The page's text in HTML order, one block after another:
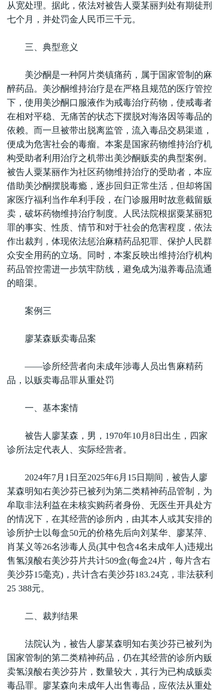
从宽处理。据此，依法对被告人粟某丽判处有期徒刑
七个月，并处罚金人民币三千元。
三、典型意义
美沙酮是一种阿片类镇痛药，属于国家管制的麻
醉药品。美沙酮维持治疗是在严格且规范的医疗管控
下，使用美沙酮口服液作为戒毒治疗药物，使戒毒者
在相对平稳、无痛苦的状态下摆脱对海洛因等毒品的
依赖。而一旦被带出脱离监管，流入毒品交易渠道，
便成为危害社会的毒瘤。本案是国家药物维持治疗机
构受助者利用治疗之机带出美沙酮贩卖的典型案例。
被告人粟某丽作为社区药物维持治疗的受助者，本应
借助美沙酮摆脱毒瘾，逐步回归正常生活，但却将国
家医疗福利当作牟利手段，在门诊服用时故意截留贩
卖，破坏药物维持治疗制度。人民法院根据粟某丽犯
罪的事实、性质、情节和对于社会的危害程度，依法
作出裁判，体现依法惩治麻精药品犯罪、保护人民群
众安全用药的立场。同时，本案反映出维持治疗机构
药品管控需进一步筑牢防线，避免成为滋养毒品流通
的暗渠。
案例三
廖某森贩卖毒品案
——诊所经营者向未成年涉毒人员出售麻精药
品，以贩卖毒品罪从重处罚
一、基本案情
被告人廖某森，男，1970年10月8日出生，四家
诊所法定代表人、实际经营者。
2024年7月1日至2025年6月15日期间，被告人廖
某森明知右美沙芬已被列为第二类精神药品管制，为
牟取非法利益在未核实购药者身份、无医生开具处方
的情况下，在其经营的诊所内，由其本人或其安排的
诊所护士以每盒50元的价格先后向刘某华、廖某萍、
肖某义等26名涉毒人员(其中包含4名未成年人)违规出
售氢溴酸右美沙芬片共计509盒(每盒24片，每片含右
美沙芬15毫克)，共计含右美沙芬183.24克，非法获利
25 388元。
二、裁判结果
法院认为，被告人廖某森明知右美沙芬已被列为
国家管制的第二类精神药品，仍在其经营的诊所内贩
卖氢溴酸右美沙芬片，数量较大，其行为已构成贩卖
毒品罪。廖某森向未成年人出售毒品，应依法从重处